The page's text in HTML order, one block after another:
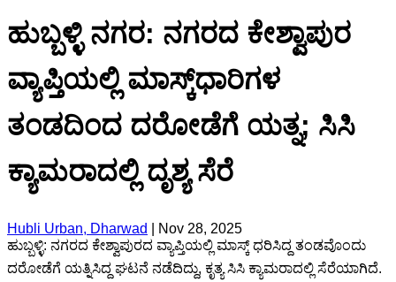
ಹುಬ್ಬಳ್ಳಿ ನಗರ: ನಗರದ ಕೇಶ್ವಾಪುರ
ವ್ಯಾಪ್ತಿಯಲ್ಲಿ ಮಾಸ್ಕ್‌ಧಾರಿಗಳ
ತಂಡದಿಂದ ದರೋಡೆಗೆ ಯತ್ನ; ಸಿಸಿ
ಕ್ಯಾಮರಾದಲ್ಲಿ ದೃಶ್ಯ ಸೆರೆ
Hubli Urban, Dharwad
Nov 28, 2025
ಹುಬ್ಬಳ್ಳಿ: ನಗರದ ಕೇಶ್ವಾಪುರದ ವ್ಯಾಪ್ತಿಯಲ್ಲಿ ಮಾಸ್ಕ್ ಧರಿಸಿದ್ದ ತಂಡವೊಂದು
ದರೋಡೆಗೆ ಯತ್ನಿಸಿದ್ದ ಘಟನೆ ನಡೆದಿದ್ದು, ಕೃತ್ಯ ಸಿಸಿ ಕ್ಯಾಮರಾದಲ್ಲಿ ಸೆರೆಯಾಗಿದೆ.